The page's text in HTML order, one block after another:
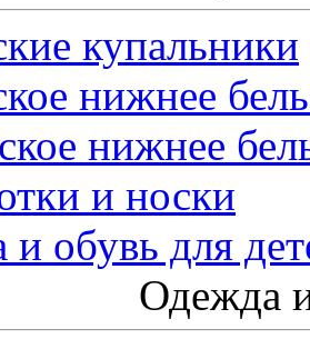
купальники
нижнее
нижнее
и носки
обувь для
Одежда